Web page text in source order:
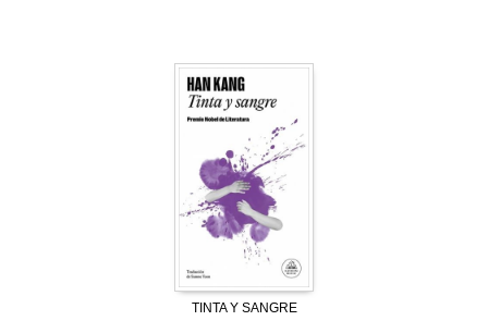
TINTA Y SANGRE